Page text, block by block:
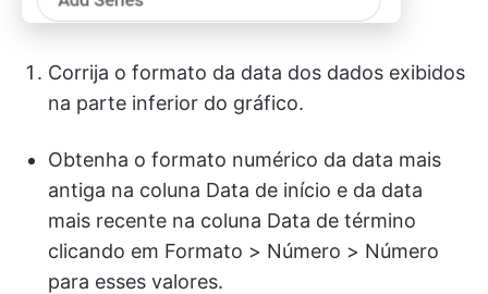
Corrija o formato da data dos dados exibidos
na parte inferior do gráfico.
Obtenha o formato numérico da data mais
antiga na coluna Data de início e da data
mais recente na coluna Data de término
clicando em Formato > Número > Número
para esses valores.